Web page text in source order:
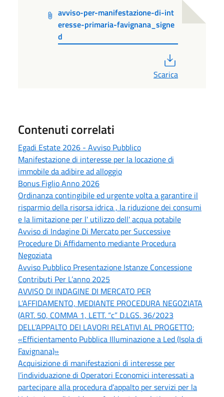
avviso-per-manifestazione-di-int
eresse-primaria-favignana_signe
d
Scarica
Contenuti correlati
Egadi Estate 2026 - Avviso Pubblico
Manifestazione di interesse per la locazione di
immobile da adibire ad alloggio
Bonus Figlio Anno 2026
Ordinanza contingibile ed urgente volta a garantire il
risparmio della risorsa idrica , la riduzione dei consumi
e la limitazione per l' utilizzo dell' acqua potabile
Avviso di Indagine Di Mercato per Successive
Procedure Di Affidamento mediante Procedura
Negoziata
Avviso Pubblico Presentazione Istanze Concessione
Contributi Per L’anno 2025
AVVISO DI INDAGINE DI MERCATO PER
L’AFFIDAMENTO, MEDIANTE PROCEDURA NEGOZIATA
(ART. 50, COMMA 1, LETT. “c” D.LGS. 36/2023
DELL’APPALTO DEI LAVORI RELATIVI AL PROGETTO:
«Efficientamento Pubblica Illuminazione a Led (Isola di
Favignana)»
Acquisizione di manifestazioni di interesse per
l’individuazione di Operatori Economici interessati a
partecipare alla procedura d’appalto per servizi per la